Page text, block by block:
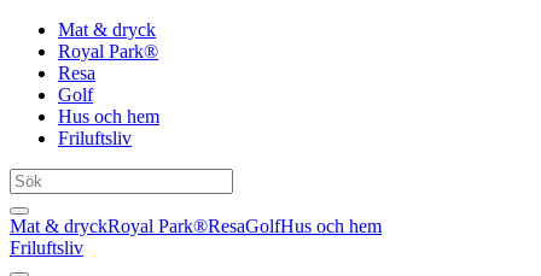
Mat & dryck
Royal Park®
Resa
Golf
Hus och hem
Friluftsliv
Mat & dryckRoyal Park®ResaGolfHus och hem
Friluftsliv